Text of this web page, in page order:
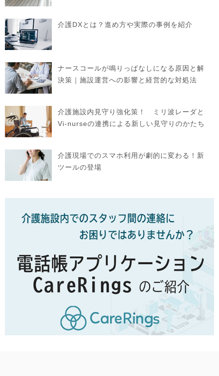
介護DXとは？進め方や実際の事例を紹介
ナースコールが鳴りっぱなしになる原因と解
決策｜施設運営への影響と経営的な対処法
介護施設内見守り強化策！ ミリ波レーダと
Vi-nurseの連携による新しい見守りのかたち
介護現場でのスマホ利用が劇的に変わる！新
ツールの登場